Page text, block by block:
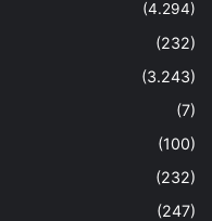
(4.294)
(232)
(3.243)
(7)
(100)
(232)
(247)